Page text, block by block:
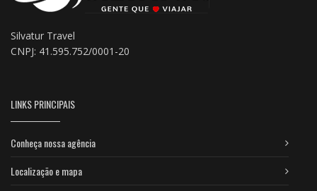
Silvatur Travel
CNPJ: 41.595.752/0001-20
LINKS PRINCIPAIS
Conheça nossa agência
Localização e mapa